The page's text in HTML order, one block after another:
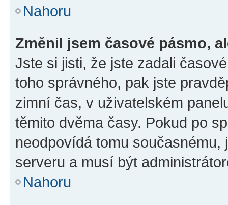
Nahoru
Změnil jsem časové pásmo,
Jste si jisti, že jste zadali
toho správného, pak jste
zimní čas, v uživatelském
těmito dvěma časy. Pokud po
neodpovídá tomu
serveru a musí být
Nahoru